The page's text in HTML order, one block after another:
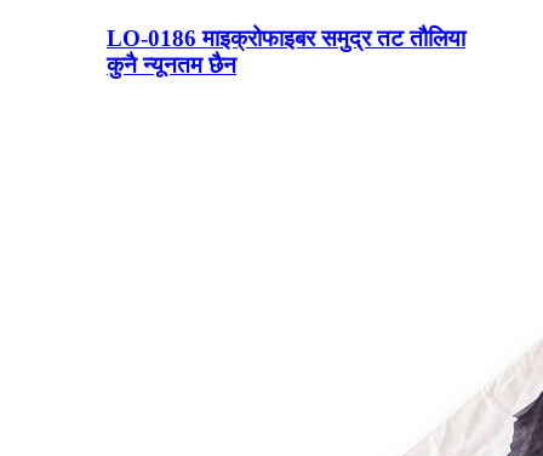
LO-0186 माइक्रोफाइबर समुद्र तट तौलिया
कुनै न्यूनतम छैन